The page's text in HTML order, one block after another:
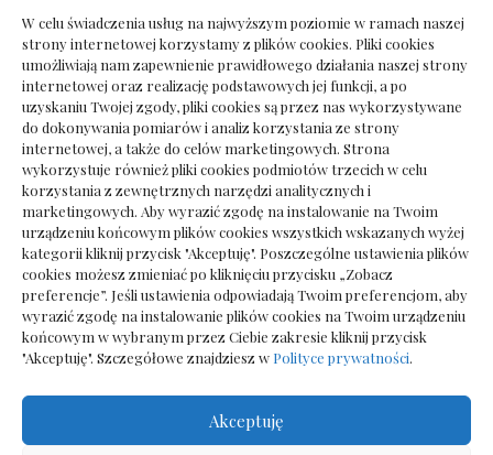
W celu świadczenia usług na najwyższym poziomie w ramach naszej
strony internetowej korzystamy z plików cookies. Pliki cookies
umożliwiają nam zapewnienie prawidłowego działania naszej strony
internetowej oraz realizację podstawowych jej funkcji, a po
uzyskaniu Twojej zgody, pliki cookies są przez nas wykorzystywane
do dokonywania pomiarów i analiz korzystania ze strony
internetowej, a także do celów marketingowych. Strona
wykorzystuje również pliki cookies podmiotów trzecich w celu
korzystania z zewnętrznych narzędzi analitycznych i
marketingowych. Aby wyrazić zgodę na instalowanie na Twoim
urządzeniu końcowym plików cookies wszystkich wskazanych wyżej
kategorii kliknij przycisk "Akceptuję". Poszczególne ustawienia plików
cookies możesz zmieniać po kliknięciu przycisku „Zobacz
preferencje”. Jeśli ustawienia odpowiadają Twoim preferencjom, aby
wyrazić zgodę na instalowanie plików cookies na Twoim urządzeniu
końcowym w wybranym przez Ciebie zakresie kliknij przycisk
"Akceptuję". Szczegółowe znajdziesz w Polityce prywatności.
Akceptuję
Deska podłogowa do salonu: jak wybrać bez
pośpiechu